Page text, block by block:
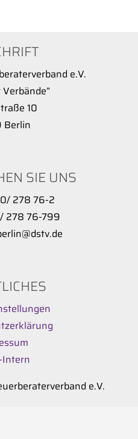
e.V.
10
Berlin
SIE UNS
278 76-2
278 76-799
Intern
e.V.